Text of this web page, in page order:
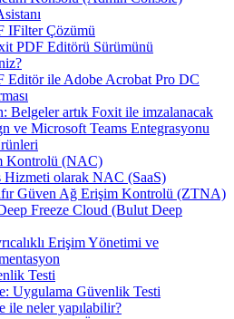
IFilter Çözümü
PDF Editörü Sürümünü
Editör ile Adobe Acrobat Pro DC
Belgeler artık Foxit ile imzalanacak
ve Microsoft Teams Entegrasyonu
Kontrolü (NAC)
Hizmeti olarak NAC (SaaS)
Güven Ağ Erişim Kontrolü (ZTNA)
Freeze Cloud (Bulut Deep
Erişim Yönetimi ve
Testi
Uygulama Güvenlik Testi
ile neler yapılabilir?